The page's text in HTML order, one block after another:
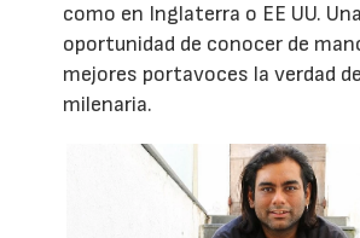
como en Inglaterra o EE UU. Una
oportunidad de conocer de
mejores portavoces la verdad
milenaria.